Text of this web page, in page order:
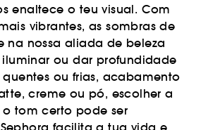
enaltece o teu visual. Com
vibrantes, as sombras de
na nossa aliada de beleza
iluminar ou dar profundidade
ou frias, acabamento
creme ou pó, escolher a
tom certo pode ser
facilita a tua vida e